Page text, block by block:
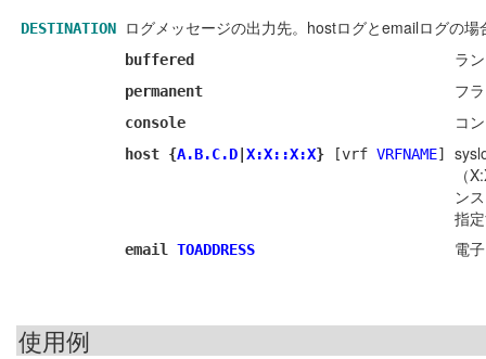
DESTINATION ログメッセージの出力先。hostログとemailログの
buffered ラ
permanent フ
console コ
host {A.B.C.D X:X::X:X} [vrf VRFNAME]
（
ン
指
email TOADDRESS 電
使用例